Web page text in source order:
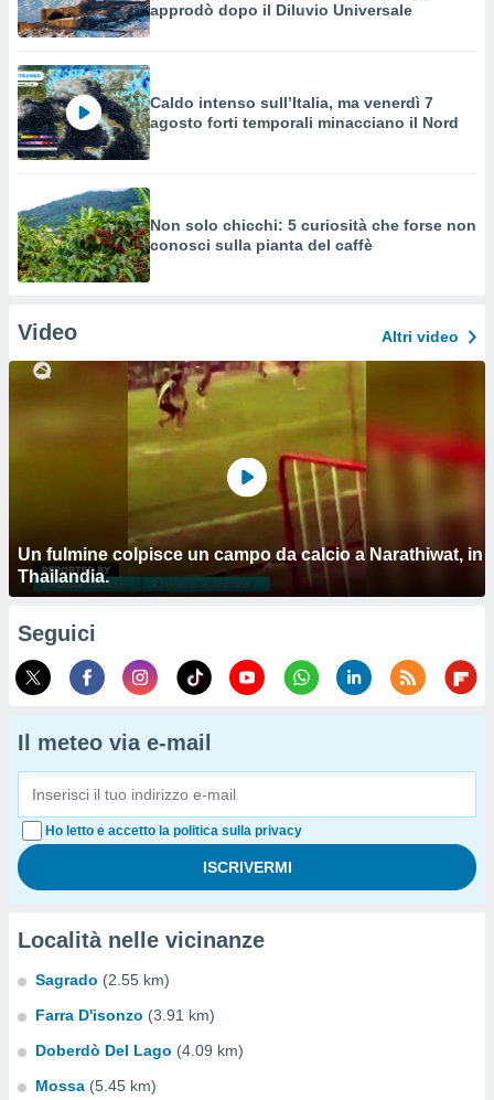
approdò dopo il Diluvio Universale
Caldo intenso sull’Italia, ma venerdì 7
agosto forti temporali minacciano il Nord
Non solo chicchi: 5 curiosità che forse non
conosci sulla pianta del caffè
Video Altri video
Un fulmine colpisce un campo da calcio a Narathiwat, in
Thailandia.
Seguici
Il meteo via e-mail
Ho letto e accetto la politica sulla privacy
Località nelle vicinanze
Sagrado (2.55 km)
Farra D'isonzo (3.91 km)
Doberdò Del Lago (4.09 km)
Mossa (5.45 km)